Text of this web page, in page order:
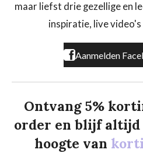
o
k
r
a
maar liefst drie gezellige en
inspiratie, live
Aanmelden
Ontvang 5%
order en blijf altijd
hoogte van